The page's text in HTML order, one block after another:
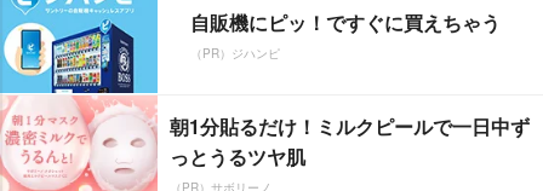
自販機にピッ！ですぐに買えちゃう
（PR）ジハンピ
朝1分貼るだけ！ミルクピールで一日中ず
っとうるツヤ肌
（PR）サボリーノ